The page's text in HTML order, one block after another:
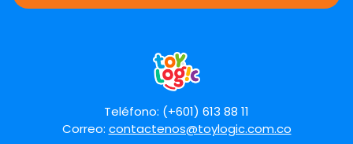
Teléfono: (+601) 613 88 11
Correo: contactenos@toylogic.com.co